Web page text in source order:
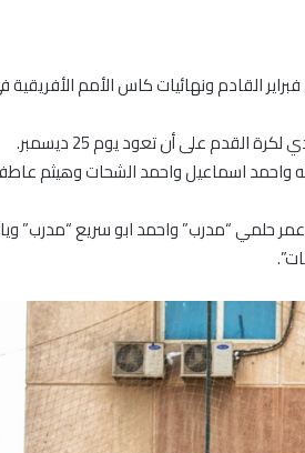
القادم ونهائيات كاس الأمم
على أن تعود يوم 25 ديسمبر.
واحمد اسماعيل واحمد الشحات وهيثم
حلمي “مدرب” واحمد ابو سريع “مدرب”